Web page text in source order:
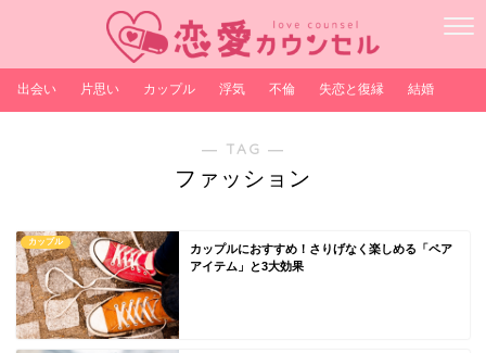
出会い 片思い カップル 浮気 不倫 失恋と復縁 結婚
― TAG ―
ファッション
カップル
カップルにおすすめ！さりげなく楽しめる「ペア
アイテム」と3大効果